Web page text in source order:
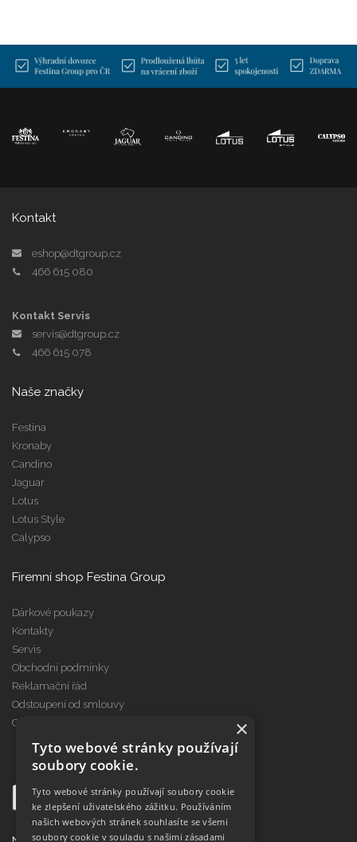
Kontakt
eshop@dtgroup.cz
466 615 080
Kontakt Servis
servis@dtgroup.cz
466 615 078
Naše značky
Festina
Kronaby
Candino
Jaguar
Lotus
Lotus Style
Calypso
Firemní shop Festina Group
Dárkové poukazy
Kontakty
Servis
Obchodní podmínky
Reklamační řád
Odstoupení od smlouvy
Cookies
×
Tyto webové stránky používají
soubory cookie.
Tyto webové stránky používají soubory cookie
ke zlepšení uživatelského zážitku. Používáním
našich webových stránek souhlasíte se všemi
soubory cookie v souladu s našimi zásadami